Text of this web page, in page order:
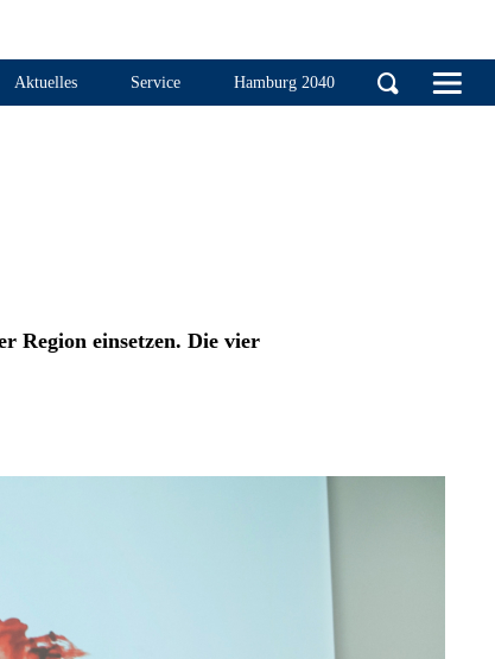
Handelskammer
Aktuelles Service Hamburg 2040
Region einsetzen. Die vier